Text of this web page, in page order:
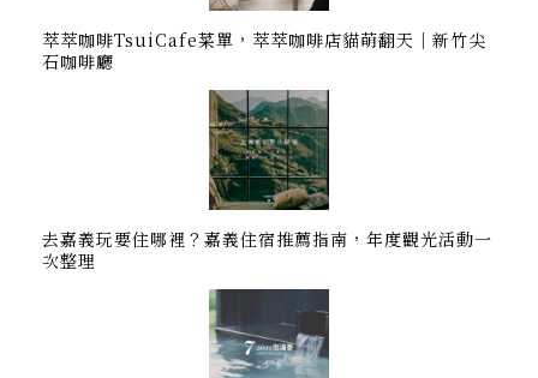
萃萃咖啡TsuiCafe菜單，萃萃咖啡店貓萌翻天｜新竹尖
石咖啡廳
去嘉義玩要住哪裡？嘉義住宿推薦指南，年度觀光活動一
次整理